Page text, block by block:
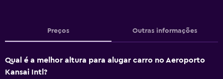
Preços Outras informações
Qual é a melhor altura para alugar carro no Aeroporto
Kansai Intl?